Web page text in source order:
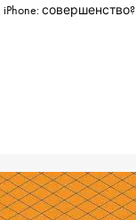
совершенство?